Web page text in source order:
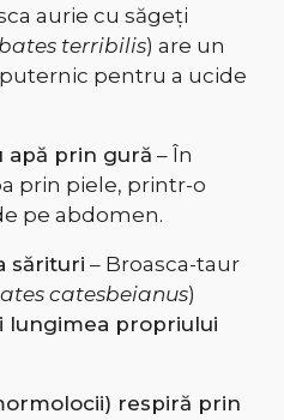
aurie cu săgeți
terribilis) are un
pentru a ucide
apă prin gură – În
prin piele, printr-o
pe abdomen.
sărituri – Broasca-taur
catesbeianus)
lungimea propriului
respiră prin